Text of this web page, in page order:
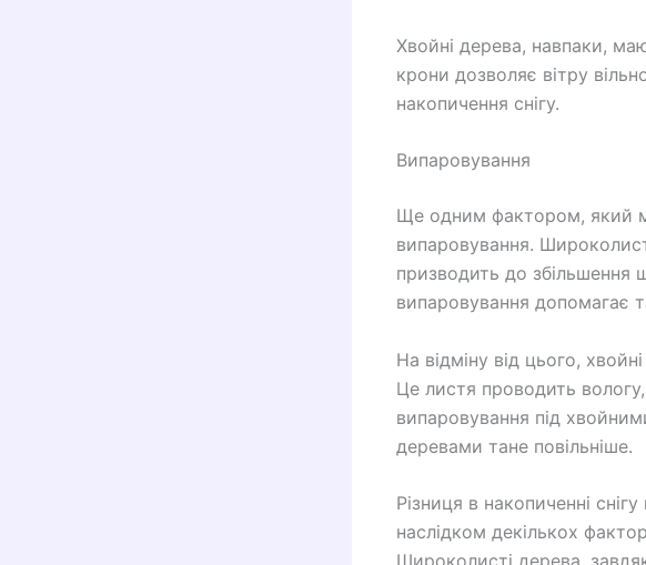
Хвойні дерева, навпаки,
крони дозволяє вітру
накопичення снігу.
Випаровування
Ще одним фактором, який
випаровування.
призводить до збільшення
випаровування допомагає
На відміну від цього,
Це листя проводить
випаровування під
деревами тане повільніше.
Різниця в накопиченні
наслідком декількох